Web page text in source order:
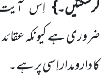
کرسکتیں۔} اِس آیت
ضروری ہے کیونکہ
کا دارومدار اِسی پر ہے۔